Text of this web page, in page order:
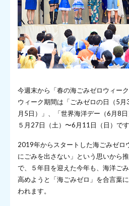
今週末から「春の海ごみゼロウィー
ウィーク期間は「ごみゼロの日（5
月5日）」、「世界海洋デー（6月8
５月27日（土）〜6月11日（日）です
2019年からスタートした海ごみゼロ
にごみを出さない」という思いから
で、５年目を迎えた今年も、海洋ご
高めようと「海ごみゼロ」を合言葉
われます。